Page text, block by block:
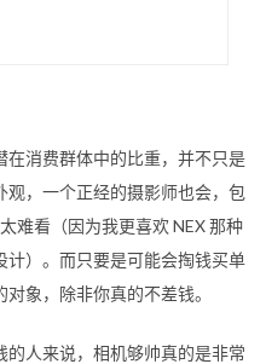
消费群体中的比重，并不只是
，一个正经的摄影师也会，包
难看（因为我更喜欢 NEX 那种
）。而只要是可能会掏钱买单
象，除非你真的不差钱。
人来说，相机够帅真的是非常